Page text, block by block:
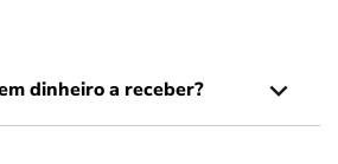
dinheiro a receber?